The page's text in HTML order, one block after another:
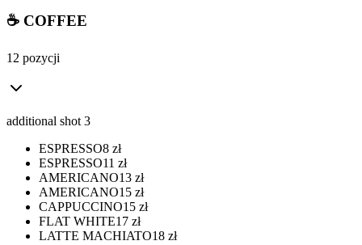
☕ COFFEE
12 pozycji
additional shot 3
ESPRESSO8 zł
ESPRESSO11 zł
AMERICANO13 zł
AMERICANO15 zł
CAPPUCCINO15 zł
FLAT WHITE17 zł
LATTE MACHIATO18 zł